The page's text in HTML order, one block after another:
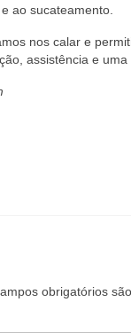
ao sucateamento.
nos calar e
assistência e
obrigatórios